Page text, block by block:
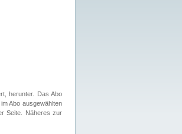
herunter. Das Abo
Abo ausgewählten
Seite. Näheres zur